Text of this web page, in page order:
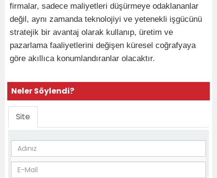
firmalar, sadece maliyetleri düşürmeye odaklananlar
değil, aynı zamanda teknolojiyi ve yetenekli işgücünü
stratejik bir avantaj olarak kullanıp, üretim ve
pazarlama faaliyetlerini değişen küresel coğrafyaya
göre akıllıca konumlandıranlar olacaktır.
Neler Söylendi?
Site